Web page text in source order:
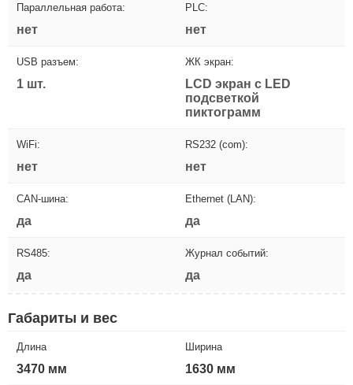
Параллельная работа:
нет
PLC:
нет
USB разъем:
1 шт.
ЖК экран:
LCD экран с LED
подсветкой
пиктограмм
WiFi:
нет
RS232 (com):
нет
CAN-шина:
да
Ethernet (LAN):
да
RS485:
да
Журнал событий:
да
Габариты и вес
Длина
3470 мм
Ширина
1630 мм